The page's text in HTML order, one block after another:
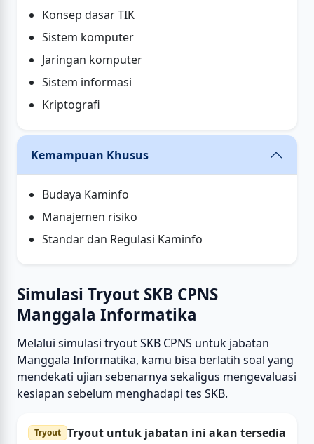
Konsep dasar TIK
Sistem komputer
Jaringan komputer
Sistem informasi
Kriptografi
Kemampuan Khusus
Budaya Kaminfo
Manajemen risiko
Standar dan Regulasi Kaminfo
Simulasi Tryout SKB CPNS
Manggala Informatika
Melalui simulasi tryout SKB CPNS untuk jabatan
Manggala Informatika, kamu bisa berlatih soal yang
mendekati ujian sebenarnya sekaligus mengevaluasi
kesiapan sebelum menghadapi tes SKB.
Tryout Tryout untuk jabatan ini akan tersedia